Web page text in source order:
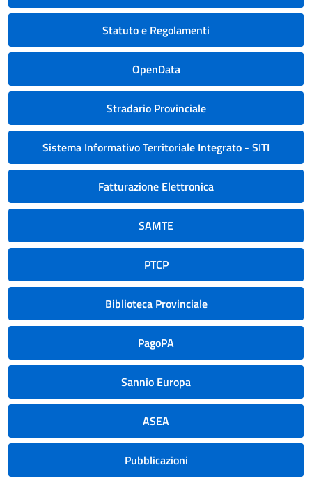
Statuto e Regolamenti
OpenData
Stradario Provinciale
Sistema Informativo Territoriale Integrato - SITI
Fatturazione Elettronica
SAMTE
PTCP
Biblioteca Provinciale
PagoPA
Sannio Europa
ASEA
Pubblicazioni